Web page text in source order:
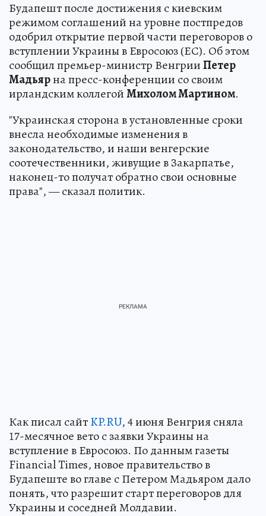
Будапешт после достижения с киевским
режимом соглашений на уровне постпредов
одобрил открытие первой части переговоров о
вступлении Украины в Евросоюз (ЕС). Об этом
сообщил премьер-министр ВенгрииПетер
Мадьярна пресс-конференции со своим
ирландским коллегойМихолом Мартином.
"Украинская сторона в установленные сроки
внесла необходимые изменения в
законодательство, и наши венгерские
соотечественники, живущие в Закарпатье,
наконец-то получат обратно свои основные
права", — сказал политик.
Как писал сайтKP.RU, 4 июня Венгрия сняла
17-месячное вето с заявки Украины на
вступление в Евросоюз. По данным газеты
Financial Times, новое правительство в
Будапеште во главе с Петером Мадьяром дало
понять, что разрешит старт переговоров для
Украины и соседней Молдавии.